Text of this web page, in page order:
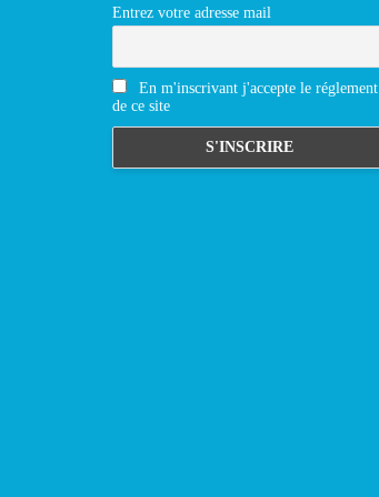
Entrez votre adresse mail
En m'inscrivant j'accepte le réglement
de ce site